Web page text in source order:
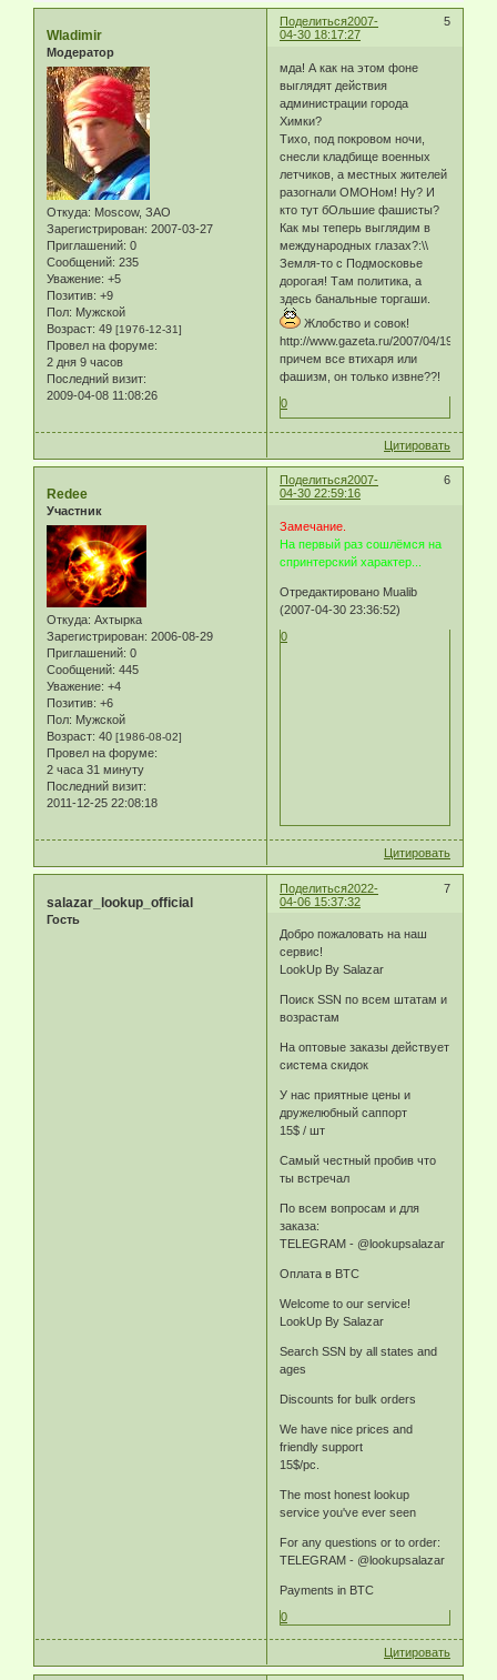
Поделиться 5
2007-
04-30 18:17:27
Wladimir
Модератор
Откуда: Moscow, ЗАО
Зарегистрирован: 2007-03-27
Приглашений: 0
Сообщений: 235
Уважение: +5
Позитив: +9
Пол: Мужской
Возраст: 49 [1976-12-31]
Провел на форуме:
2 дня 9 часов
Последний визит:
2009-04-08 11:08:26
мда! А как на этом фоне
выглядят действия
администрации города
Химки?
Тихо, под покровом ночи,
снесли кладбище военных
летчиков, а местных жителей
разогнали ОМОНом! Ну? И
кто тут бОльшие фашисты?
Как мы теперь выглядим в
международных глазах?:\\
Земля-то с Подмосковье
дорогая! Там политика, а
здесь банальные торгаши.
Жлобство и совок!
http://www.gazeta.ru/2007/04/19/
причем все втихаря или
фашизм, он только извне??!
0
Цитировать
Поделиться 6
2007-
04-30 22:59:16
Redee
Участник
Откуда: Ахтырка
Зарегистрирован: 2006-08-29
Приглашений: 0
Сообщений: 445
Уважение: +4
Позитив: +6
Пол: Мужской
Возраст: 40 [1986-08-02]
Провел на форуме:
2 часа 31 минуту
Последний визит:
2011-12-25 22:08:18
Замечание.
На первый раз сошлёмся на
спринтерский характер...
Отредактировано Mualib
(2007-04-30 23:36:52)
0
Цитировать
Поделиться 7
2022-
04-06 15:37:32
salazar_lookup_official
Гость
Добро пожаловать на наш
сервис!
LookUp By Salazar
Поиск SSN по всем штатам и
возрастам
На оптовые заказы действует
система скидок
У нас приятные цены и
дружелюбный саппорт
15$ / шт
Самый честный пробив что
ты встречал
По всем вопросам и для
заказа:
TELEGRAM - @lookupsalazar
Оплата в BTC
Welcome to our service!
LookUp By Salazar
Search SSN by all states and
ages
Discounts for bulk orders
We have nice prices and
friendly support
15$/pc.
The most honest lookup
service you've ever seen
For any questions or to order:
TELEGRAM - @lookupsalazar
Payments in BTC
0
Цитировать